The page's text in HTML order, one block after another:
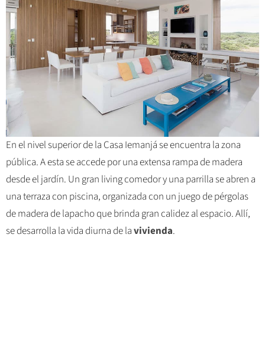
En el nivel superior de la Casa Iemanjá se encuentra la zona
pública. A esta se accede por una extensa rampa de madera
desde el jardín. Un gran living comedor y una parrilla se abren a
una terraza con piscina, organizada con un juego de pérgolas
de madera de lapacho que brinda gran calidez al espacio. Allí,
se desarrolla la vida diurna de lavivienda.